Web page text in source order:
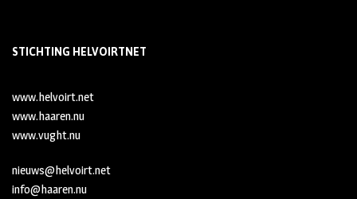
STICHTING HELVOIRTNET
www.helvoirt.net
www.haaren.nu
www.vught.nu
nieuws@helvoirt.net
info@haaren.nu